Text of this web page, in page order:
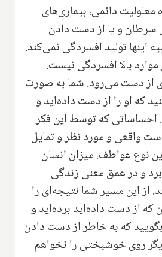
معلولیت دائمی، بیماری‌های
و یا از دست دادن
اینها تولید افسردگی نمی‌کند.
بالا افسردگی نیست.
از دست می‌رود. شما به صورت
که او را از دست داده‌اید و
احساساتی که توسط این فکر
واقعی و مورد نظر و تمایل
نوع عواطف، میزان انسان
و در عمق معنی زندگی
از این مسیر شما نتیجه‌ای را
که از دست داده‌اید برده‌اید و
که به خاطر از دست دادن
روی خوشبختی را نخواهم